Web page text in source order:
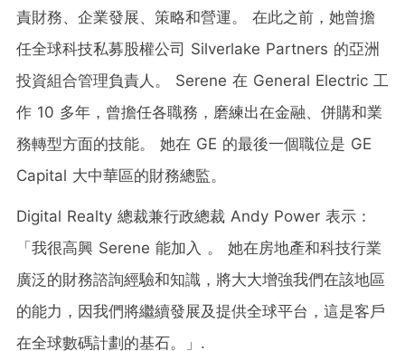
責財務、企業發展、策略和營運。 在此之前，她曾擔
任全球科技私募股權公司 Silverlake Partners 的亞洲
投資組合管理負責人。 Serene 在 General Electric 工
作 10 多年，曾擔任各職務，磨練出在金融、併購和業
務轉型方面的技能。 她在 GE 的最後一個職位是 GE
Capital 大中華區的財務總監。
Digital Realty 總裁兼行政總裁 Andy Power 表示：
「我很高興 Serene 能加入 。 她在房地產和科技行業
廣泛的財務諮詢經驗和知識，將大大增強我們在該地區
的能力，因我們將繼續發展及提供全球平台，這是客戶
在全球數碼計劃的基石。」.